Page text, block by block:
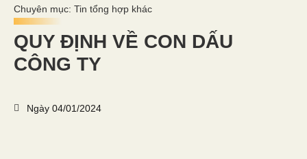
Chuyên mục: Tin tổng hợp khác
QUY ĐỊNH VỀ CON DẤU
CÔNG TY
Ngày 04/01/2024